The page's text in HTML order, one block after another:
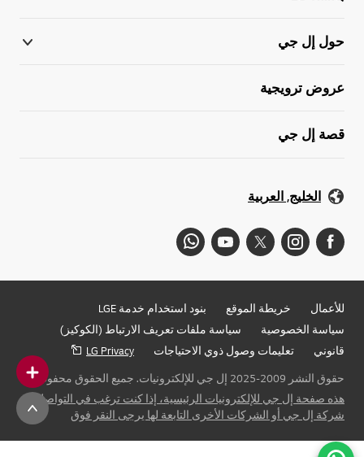
حول إل جي
عروض ترويجية
قصة إل جي
الخليج, العربية
للأعمال خريطة الموقع
بنود استخدام خدمة LGE
سياسة الخصوصية
سياسة ملفات تعريف الارتباط (الكوكيز)
قانوني
تعليمات وصول ذوي الاحتياجات
LG Privacy
حقوق النشر 2009-2025 إل جي للإلكترونيات. جميع الحقوق محفوظة
هذه صفحة إل جي للإلكترونيات الرئيسية، إذا كنت ترغب في التواصل مع
شركة إل جي أو الشركات الأخرى التابعة لها يرجى النقر فوق